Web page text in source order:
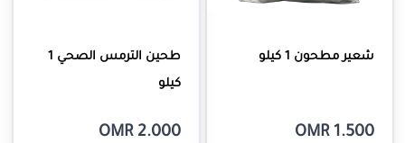
شعير مطحون 1 كيلو
OMR 1.500
طحين الترمس الصحي 1
كيلو
OMR 2.000